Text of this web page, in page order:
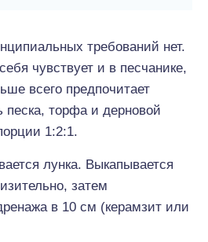
требований нет.
чувствует и в песчанике,
всего предпочитает
торфа и дерновой
1:2:1.
лунка. Выкапывается
затем
в 10 см (керамзит или